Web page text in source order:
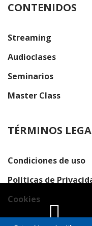
CONTENIDOS
Streaming
Audioclases
Seminarios
Master Class
TÉRMINOS
Condiciones de uso
Políticas de
Cookies